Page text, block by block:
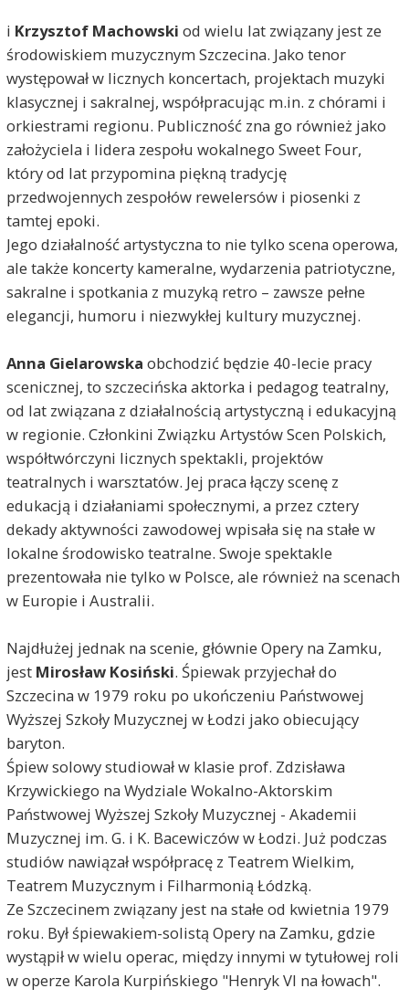
i Krzysztof Machowski od wielu lat związany jest ze
środowiskiem muzycznym Szczecina. Jako tenor
występował w licznych koncertach, projektach muzyki
klasycznej i sakralnej, współpracując m.in. z chórami i
orkiestrami regionu. Publiczność zna go również jako
założyciela i lidera zespołu wokalnego Sweet Four,
który od lat przypomina piękną tradycję
przedwojennych zespołów rewelersów i piosenki z
tamtej epoki.
Jego działalność artystyczna to nie tylko scena operowa,
ale także koncerty kameralne, wydarzenia patriotyczne,
sakralne i spotkania z muzyką retro – zawsze pełne
elegancji, humoru i niezwykłej kultury muzycznej.
Anna Gielarowska obchodzić będzie 40-lecie pracy
scenicznej, to szczecińska aktorka i pedagog teatralny,
od lat związana z działalnością artystyczną i edukacyjną
w regionie. Członkini Związku Artystów Scen Polskich,
współtwórczyni licznych spektakli, projektów
teatralnych i warsztatów. Jej praca łączy scenę z
edukacją i działaniami społecznymi, a przez cztery
dekady aktywności zawodowej wpisała się na stałe w
lokalne środowisko teatralne. Swoje spektakle
prezentowała nie tylko w Polsce, ale również na scenach
w Europie i Australii.
Najdłużej jednak na scenie, głównie Opery na Zamku,
jest Mirosław Kosiński. Śpiewak przyjechał do
Szczecina w 1979 roku po ukończeniu Państwowej
Wyższej Szkoły Muzycznej w Łodzi jako obiecujący
baryton.
Śpiew solowy studiował w klasie prof. Zdzisława
Krzywickiego na Wydziale Wokalno-Aktorskim
Państwowej Wyższej Szkoły Muzycznej - Akademii
Muzycznej im. G. i K. Bacewiczów w Łodzi. Już podczas
studiów nawiązał współpracę z Teatrem Wielkim,
Teatrem Muzycznym i Filharmonią Łódzką.
Ze Szczecinem związany jest na stałe od kwietnia 1979
roku. Był śpiewakiem-solistą Opery na Zamku, gdzie
wystąpił w wielu operac, między innymi w tytułowej roli
w operze Karola Kurpińskiego "Henryk VI na łowach".